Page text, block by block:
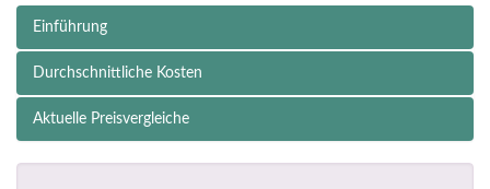
Einführung
Durchschnittliche Kosten
Aktuelle Preisvergleiche